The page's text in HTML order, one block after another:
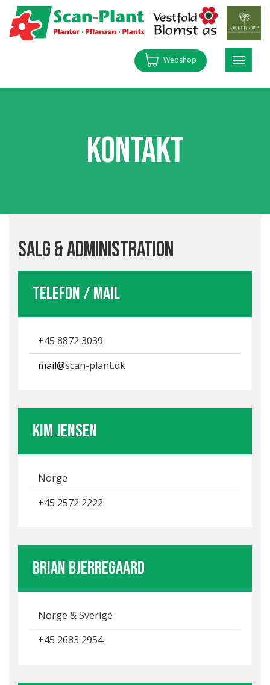
Webshop
Kontakt
Salg & Administration
Telefon / mail
+45 8872 3039
mail@scan-plant.dk
Kim Jensen
Norge
+45 2572 2222
Brian Bjerregaard
Norge & Sverige
+45 2683 2954